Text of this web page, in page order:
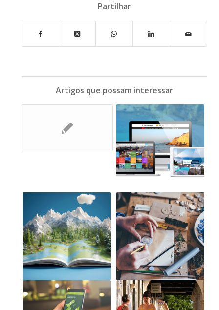
Partilhar
Artigos que possam interessar